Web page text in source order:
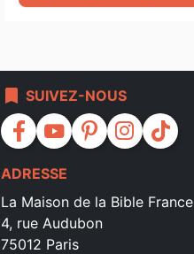
bookmark SUIVEZ-NOUS
facebook youtube pinterest instagram tiktok
ADRESSE
La Maison de la Bible France
4, rue Audubon
75012 Paris